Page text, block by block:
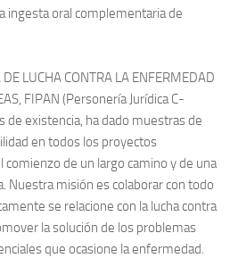
ingesta oral complementaria de
LUCHA CONTRA LA ENFERMEDAD
FIPAN (Personería Jurídica C-
de existencia, ha dado muestras de
en todos los proyectos
de un largo camino y de una
Nuestra misión es colaborar con todo
se relacione con la lucha contra
la solución de los problemas
que ocasione la enfermedad.